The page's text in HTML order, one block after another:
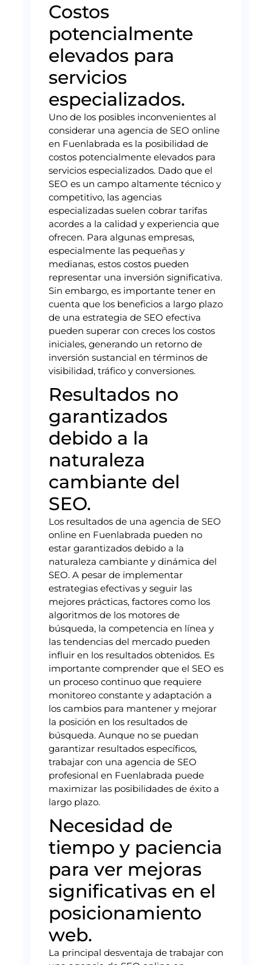
Costos
potencialmente
elevados para
servicios
especializados.
Uno de los posibles inconvenientes al
considerar una agencia de SEO online
en Fuenlabrada es la posibilidad de
costos potencialmente elevados para
servicios especializados. Dado que el
SEO es un campo altamente técnico y
competitivo, las agencias
especializadas suelen cobrar tarifas
acordes a la calidad y experiencia que
ofrecen. Para algunas empresas,
especialmente las pequeñas y
medianas, estos costos pueden
representar una inversión significativa.
Sin embargo, es importante tener en
cuenta que los beneficios a largo plazo
de una estrategia de SEO efectiva
pueden superar con creces los costos
iniciales, generando un retorno de
inversión sustancial en términos de
visibilidad, tráfico y conversiones.
Resultados no
garantizados
debido a la
naturaleza
cambiante del
SEO.
Los resultados de una agencia de SEO
online en Fuenlabrada pueden no
estar garantizados debido a la
naturaleza cambiante y dinámica del
SEO. A pesar de implementar
estrategias efectivas y seguir las
mejores prácticas, factores como los
algoritmos de los motores de
búsqueda, la competencia en línea y
las tendencias del mercado pueden
influir en los resultados obtenidos. Es
importante comprender que el SEO es
un proceso continuo que requiere
monitoreo constante y adaptación a
los cambios para mantener y mejorar
la posición en los resultados de
búsqueda. Aunque no se puedan
garantizar resultados específicos,
trabajar con una agencia de SEO
profesional en Fuenlabrada puede
maximizar las posibilidades de éxito a
largo plazo.
Necesidad de
tiempo y paciencia
para ver mejoras
significativas en el
posicionamiento
web.
La principal desventaja de trabajar con